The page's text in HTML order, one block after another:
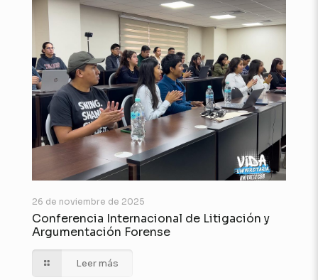
26 de noviembre de 2025
Conferencia Internacional de Litigación y
Argumentación Forense
Leer más